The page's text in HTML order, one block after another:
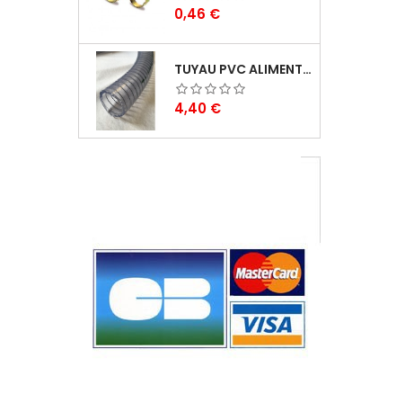
Prix
0,46 €
TUYAU PVC ALIMENTAIRE BIOLOGIQUE PLUTONE BIO
Prix
4,40 €